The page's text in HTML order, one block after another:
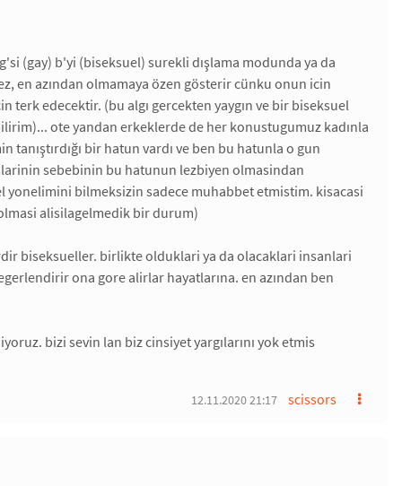
(gay) b'yi (biseksuel) surekli dışlama modunda ya da
en azından olmamaya özen gösterir cünku onun icin
terk edecektir. (bu algı gercekten yaygın ve bir biseksuel
ote yandan erkeklerde de her konustugumuz kadınla
bir hatun vardı ve ben bu hatunla o gun
sebebinin bu hatunun lezbiyen olmasindan
bilmeksizin sadece muhabbet etmistim. kisacasi
alisilagelmedik bir durum)
biseksueller. birlikte olduklari ya da olacaklari insanlari
ona gore alirlar hayatlarına. en azından ben
bizi sevin lan biz cinsiyet yargılarını yok etmis
scissors
12.11.2020 21:17